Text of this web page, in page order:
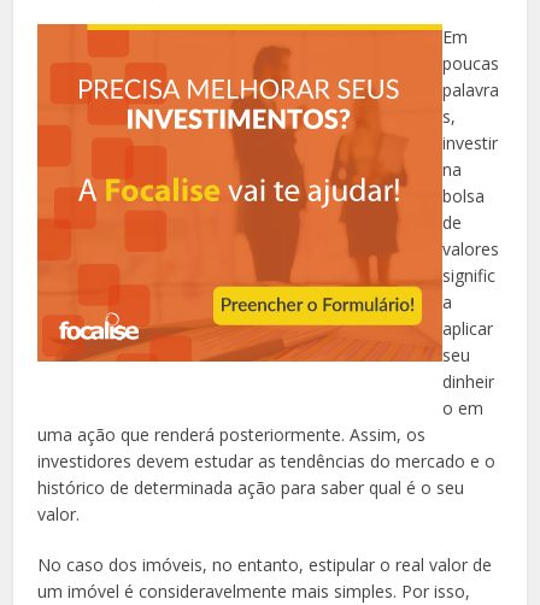
Em
poucas
palavra
s,
investir
na
bolsa
de
valores
signific
a
aplicar
seu
dinheir
o em
uma ação que renderá posteriormente. Assim, os
investidores devem estudar as tendências do mercado e o
histórico de determinada ação para saber qual é o seu
valor.
No caso dos imóveis, no entanto, estipular o real valor de
um imóvel é consideravelmente mais simples. Por isso,